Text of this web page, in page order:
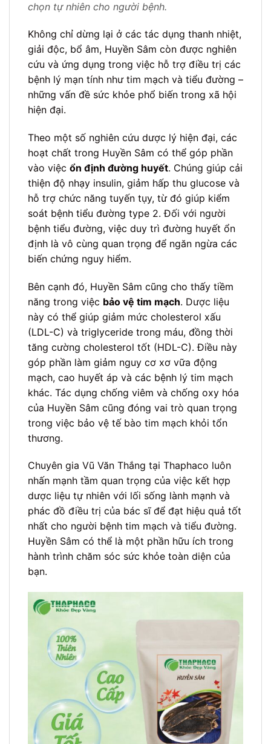
chọn tự nhiên cho người bệnh.
Không chỉ dừng lại ở các tác dụng thanh nhiệt,
giải độc, bổ âm, Huyền Sâm còn được nghiên
cứu và ứng dụng trong việc hỗ trợ điều trị các
bệnh lý mạn tính như tim mạch và tiểu đường –
những vấn đề sức khỏe phổ biến trong xã hội
hiện đại.
Theo một số nghiên cứu dược lý hiện đại, các
hoạt chất trong Huyền Sâm có thể góp phần
vào việc ổn định đường huyết. Chúng giúp cải
thiện độ nhạy insulin, giảm hấp thu glucose và
hỗ trợ chức năng tuyến tụy, từ đó giúp kiểm
soát bệnh tiểu đường type 2. Đối với người
bệnh tiểu đường, việc duy trì đường huyết ổn
định là vô cùng quan trọng để ngăn ngừa các
biến chứng nguy hiểm.
Bên cạnh đó, Huyền Sâm cũng cho thấy tiềm
năng trong việc bảo vệ tim mạch. Dược liệu
này có thể giúp giảm mức cholesterol xấu
(LDL-C) và triglyceride trong máu, đồng thời
tăng cường cholesterol tốt (HDL-C). Điều này
góp phần làm giảm nguy cơ xơ vữa động
mạch, cao huyết áp và các bệnh lý tim mạch
khác. Tác dụng chống viêm và chống oxy hóa
của Huyền Sâm cũng đóng vai trò quan trọng
trong việc bảo vệ tế bào tim mạch khỏi tổn
thương.
Chuyên gia Vũ Văn Thắng tại Thaphaco luôn
nhấn mạnh tầm quan trọng của việc kết hợp
dược liệu tự nhiên với lối sống lành mạnh và
phác đồ điều trị của bác sĩ để đạt hiệu quả tốt
nhất cho người bệnh tim mạch và tiểu đường.
Huyền Sâm có thể là một phần hữu ích trong
hành trình chăm sóc sức khỏe toàn diện của
bạn.